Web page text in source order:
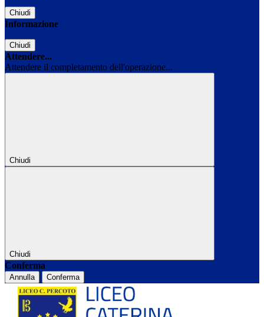
Chiudi
Informazione
Chiudi
Attendere...
Attendere il completamento dell'operazione...
Chiudi
Chiudi
Conferma
Annulla Conferma